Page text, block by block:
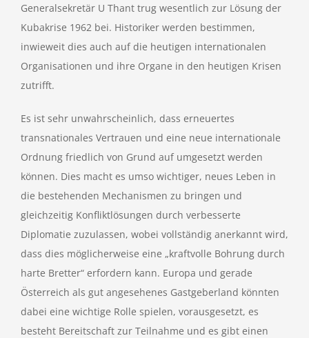
Generalsekretär U Thant trug wesentlich zur Lösung der
Kubakrise 1962 bei. Historiker werden bestimmen,
inwieweit dies auch auf die heutigen internationalen
Organisationen und ihre Organe in den heutigen Krisen
zutrifft.
Es ist sehr unwahrscheinlich, dass erneuertes
transnationales Vertrauen und eine neue internationale
Ordnung friedlich von Grund auf umgesetzt werden
können. Dies macht es umso wichtiger, neues Leben in
die bestehenden Mechanismen zu bringen und
gleichzeitig Konfliktlösungen durch verbesserte
Diplomatie zuzulassen, wobei vollständig anerkannt wird,
dass dies möglicherweise eine „kraftvolle Bohrung durch
harte Bretter“ erfordern kann. Europa und gerade
Österreich als gut angesehenes Gastgeberland könnten
dabei eine wichtige Rolle spielen, vorausgesetzt, es
besteht Bereitschaft zur Teilnahme und es gibt einen